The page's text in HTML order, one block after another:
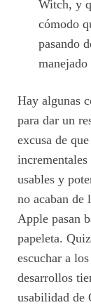
Witch, y
cómodo
pasando
Hay algunas
para dar un
excusa de
incrementales
usables y
no acaban de
Apple pasan
papeleta.
escuchar a
desarrollos
usabilidad de